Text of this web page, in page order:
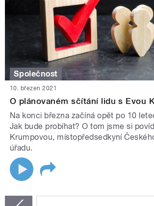
Společnost
10. březen 2021
O plánovaném sčítání lidu s Evou
Na konci března začíná opět po 10
Jak bude probíhat? O tom jsme si
Krumpovou, místopředsedkyní
úřadu.